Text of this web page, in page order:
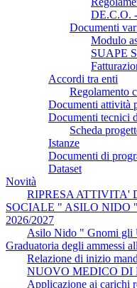
DE.C.O.
Documenti
Modulo
SUAPE
Accordi tra enti
Regolamento
Documenti attività
Documenti tecnici
Scheda
Istanze
Documenti di
Dataset
Novità
RIPRESA ATTIVITA'
SOCIALE " ASILO NIDO
2026/2027
Asilo Nido " Gnomi gli
Graduatoria degli ammessi
Relazione di inizio
NUOVO MEDICO DI
Applicazione ai carichi